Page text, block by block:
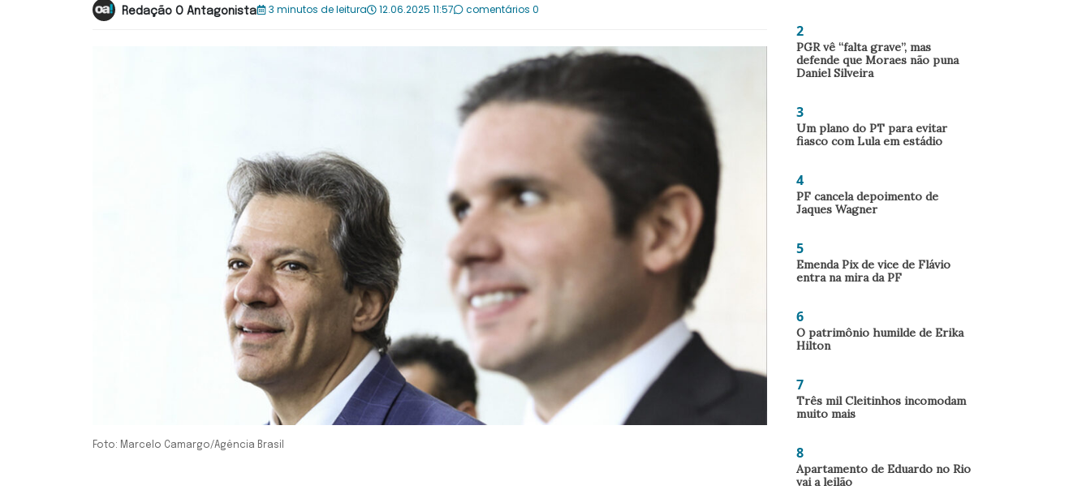
Redação O Antagonista 3 minutos de leitura 12.06.2025 11:57 comentários 0
Foto: Marcelo Camargo/Agência Brasil
2
PGR vê “falta grave”, mas
defende que Moraes não puna
Daniel Silveira
3
Um plano do PT para evitar
fiasco com Lula em estádio
4
PF cancela depoimento de
Jaques Wagner
5
Emenda Pix de vice de Flávio
entra na mira da PF
6
O patrimônio humilde de Erika
Hilton
7
Três mil Cleitinhos incomodam
muito mais
8
Apartamento de Eduardo no Rio
vai a leilão